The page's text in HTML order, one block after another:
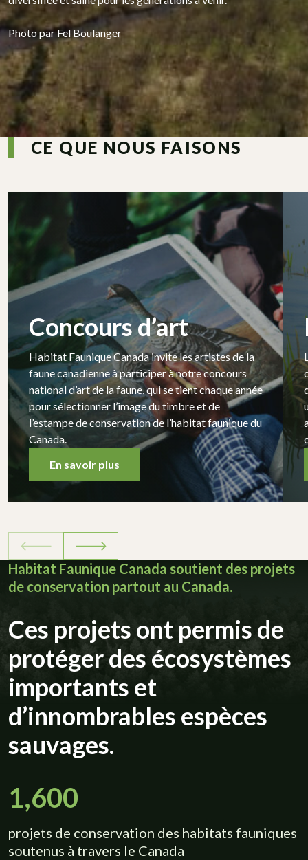
Photo par Fel Boulanger
CE QUE NOUS FAISONS
Concours d’art
Habitat Faunique Canada invite les artistes de la
faune canadienne à participer à notre concours
national d’art de la faune, qui se tient chaque année
pour sélectionner l’image du timbre et de
l’estampe de conservation de l’habitat faunique du
Canada.
En savoir plus
Habitat Faunique Canada soutient des projets
de conservation partout au Canada.
Ces projets ont permis de
protéger des écosystèmes
importants et
d’innombrables espèces
sauvages.
1,600
projets de conservation des habitats fauniques
soutenus à travers le Canada